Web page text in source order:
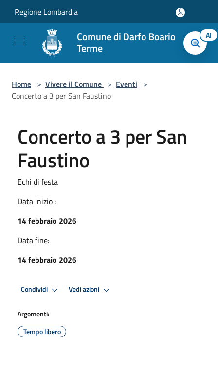
Regione Lombardia
Comune di Darfo Boario
Terme
AI
Home > Vivere il Comune > Eventi >
Concerto a 3 per San Faustino
Concerto a 3 per San
Faustino
Echi di festa
Data inizio :
14 febbraio 2026
Data fine:
14 febbraio 2026
Condividi Vedi azioni
Argomenti:
Tempo libero